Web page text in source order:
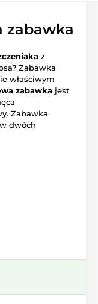
zabawka
z
Zabawka
właściwym
zabawka jest
Zabawka
dwóch